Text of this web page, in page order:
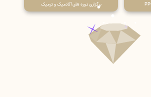
برگزاری دوره های آکادمیک و ترمیک